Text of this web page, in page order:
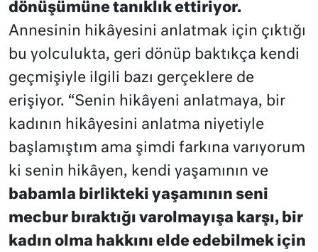
dönüşümüne tanıklık ettiriyor.
Annesinin hikâyesini anlatmak için çıktığı
bu yolculukta, geri dönüp baktıkça kendi
geçmişiyle ilgili bazı gerçeklere de
erişiyor. “Senin hikâyeni anlatmaya, bir
kadının hikâyesini anlatma niyetiyle
başlamıştım ama şimdi farkına varıyorum
ki senin hikâyen, kendi yaşamının ve
babamla birlikteki yaşamının seni
mecbur bıraktığı varolmayışa karşı, bir
kadın olma hakkını elde edebilmek için